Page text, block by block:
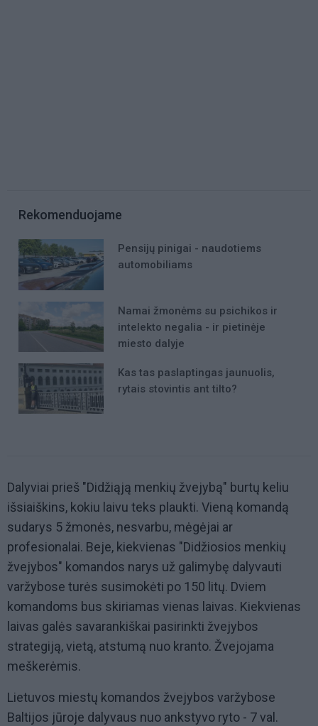
Rekomenduojame
Pensijų pinigai - naudotiems
automobiliams
Namai žmonėms su psichikos ir
intelekto negalia - ir pietinėje
miesto dalyje
Kas tas paslaptingas jaunuolis,
rytais stovintis ant tilto?
Dalyviai prieš "Didžiąją menkių žvejybą" burtų keliu
išsiaiškins, kokiu laivu teks plaukti. Vieną komandą
sudarys 5 žmonės, nesvarbu, mėgėjai ar
profesionalai. Beje, kiekvienas "Didžiosios menkių
žvejybos" komandos narys už galimybę dalyvauti
varžybose turės susimokėti po 150 litų. Dviem
komandoms bus skiriamas vienas laivas. Kiekvienas
laivas galės savarankiškai pasirinkti žvejybos
strategiją, vietą, atstumą nuo kranto. Žvejojama
meškerėmis.
Lietuvos miestų komandos žvejybos varžybose
Baltijos jūroje dalyvaus nuo ankstyvo ryto - 7 val.